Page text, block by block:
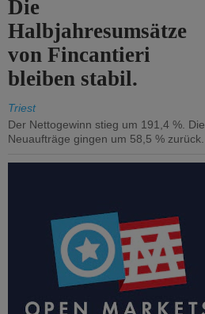
Die
Halbjahresumsätze
von Fincantieri
bleiben stabil.
Triest
Der Nettogewinn stieg um 191,4 %. Die
Neuaufträge gingen um 58,5 % zurück.